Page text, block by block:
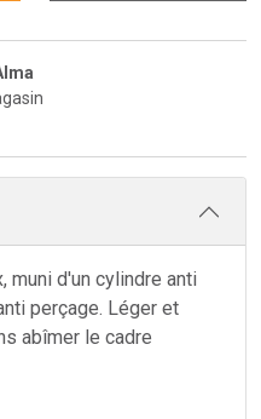
muni d'un cylindre anti
perçage. Léger et
abîmer le cadre